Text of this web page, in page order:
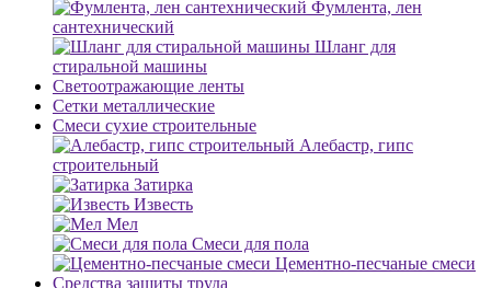
Фумлента, лен
сантехнический
Шланг для
стиральной машины
Светоотражающие ленты
Сетки металлические
Смеси сухие строительные
Алебастр, гипс
строительный
Затирка
Известь
Мел
Смеси для пола
Цементно-песчаные смеси
Средства защиты труда